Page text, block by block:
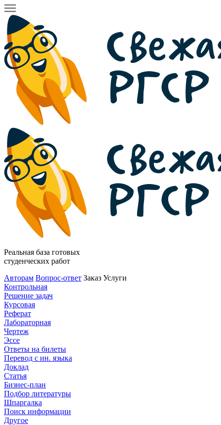
Реальная база готовых
студенческих работ
Авторам Вопрос-ответ Заказ Услуги
Контрольная
Решение задач
Курсовая
Реферат
Лабораторная
Чертеж
Эссе
Ответы на билеты
Перевод с ин. языка
Доклад
Статья
Бизнес-план
Подбор литературы
Шпаргалка
Поиск информации
Другое